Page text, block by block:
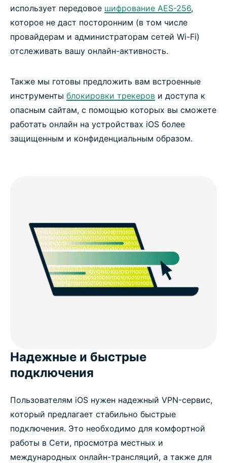
использует передовое шифрование AES-256,
которое не даст посторонним (в том числе
провайдерам и администраторам сетей Wi-Fi)
отслеживать вашу онлайн-активность.
Также мы готовы предложить вам встроенные
инструменты блокировки трекеров и доступа к
опасным сайтам, с помощью которых вы сможете
работать онлайн на устройствах iOS более
защищенным и конфиденциальным образом.
Надежные и быстрые
подключения
Пользователям iOS нужен надежный VPN-сервис,
который предлагает стабильно быстрые
подключения. Это необходимо для комфортной
работы в Сети, просмотра местных и
международных онлайн-трансляций, а также для